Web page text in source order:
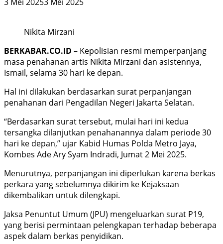
Nikita Mirzani
BERKABAR.CO.ID – Kepolisian resmi memperpanjang
masa penahanan artis Nikita Mirzani dan asistennya,
Ismail, selama 30 hari ke depan.
Hal ini dilakukan berdasarkan surat perpanjangan
penahanan dari Pengadilan Negeri Jakarta Selatan.
“Berdasarkan surat tersebut, mulai hari ini kedua
tersangka dilanjutkan penahanannya dalam periode 30
hari ke depan,” ujar Kabid Humas Polda Metro Jaya,
Kombes Ade Ary Syam Indradi, Jumat 2 Mei 2025.
Menurutnya, perpanjangan ini diperlukan karena berkas
perkara yang sebelumnya dikirim ke Kejaksaan
dikembalikan untuk dilengkapi.
Jaksa Penuntut Umum (JPU) mengeluarkan surat P19,
yang berisi permintaan pelengkapan terhadap beberapa
aspek dalam berkas penyidikan.